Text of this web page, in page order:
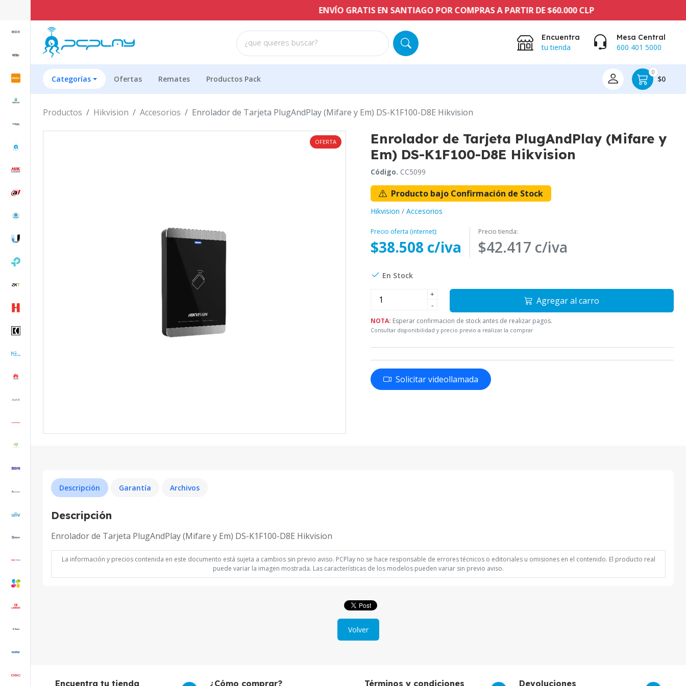
ENVÍO GRATIS EN SANTIAGO POR COMPRAS A PARTIR DE $60.000 CLP
¿que quieres buscar?
Encuentra
tu tienda
Mesa Central
600 401 5000
Categorías Ofertas Remates Productos Pack
0
$0
Productos Hikvision Accesorios Enrolador de Tarjeta PlugAndPlay (Mifare y Em) DS-K1F100-D8E Hikvision
OFERTA
Enrolador de Tarjeta PlugAndPlay (Mifare y
Em) DS-K1F100-D8E Hikvision
Código. CC5099
Producto bajo Confirmación de Stock
Hikvision / Accesorios
Precio oferta (internet):
$38.508 c/iva
Precio tienda:
$42.417 c/iva
En Stock
+
-
Agregar al carro
NOTA: Esperar confirmacion de stock antes de realizar pagos.
Consultar disponibilidad y precio previo a realizar la comprar
Solicitar videollamada
Descripción Garantía Archivos
Descripción
Enrolador de Tarjeta PlugAndPlay (Mifare y Em) DS-K1F100-D8E Hikvision
La información y precios contenida en este documento está sujeta a cambios sin previo aviso. PCPlay no se hace responsable de errores técnicos o editoriales u omisiones en el contenido. El producto real
puede variar la imagen mostrada. Las características de los modelos pueden variar sin previo aviso.
Volver
Encuentra tu tienda ¿Cómo comprar? Términos y condiciones Devoluciones